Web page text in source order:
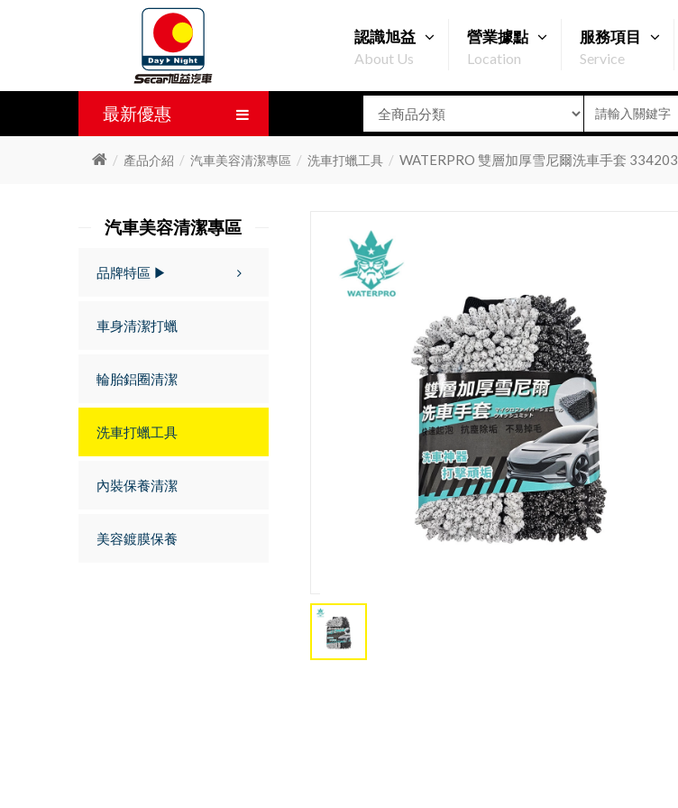
認識旭益
About Us
營業據點
Location
服務項目
Service
最新優惠
產品介紹 汽車美容清潔專區 洗車打蠟工具 WATERPRO 雙層加厚雪尼爾洗車手套 334203
汽車美容清潔專區
品牌特區 ▶
車身清潔打蠟
輪胎鋁圈清潔
洗車打蠟工具
內裝保養清潔
美容鍍膜保養